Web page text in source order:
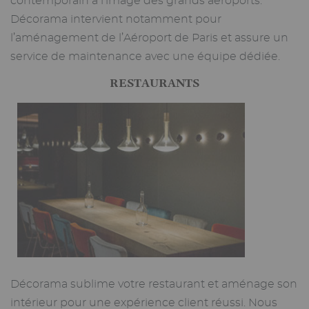
Décorama intervient notamment pour
l’aménagement de l’Aéroport de Paris et assure un
service de maintenance avec une équipe dédiée.
RESTAURANTS
Décorama sublime votre restaurant et aménage son
intérieur pour une expérience client réussi. Nous